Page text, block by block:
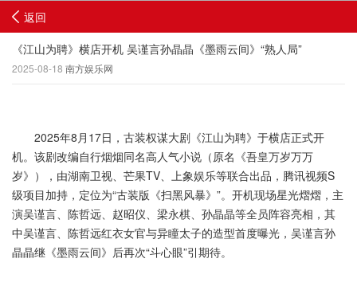
返回
《江山为聘》横店开机 吴谨言孙晶晶《墨雨云间》“熟人局”
2025-08-18 南方娱乐网
2025年8月17日，古装权谋大剧《江山为聘》于横店正式开
机。该剧改编自行烟烟同名高人气小说（原名《吾皇万岁万万
岁》），由湖南卫视、芒果TV、上象娱乐等联合出品，腾讯视频S
级项目加持，定位为“古装版《扫黑风暴》”。开机现场星光熠熠，主
演吴谨言、陈哲远、赵昭仪、梁永棋、孙晶晶等全员阵容亮相，其
中吴谨言、陈哲远红衣女官与异瞳太子的造型首度曝光，吴谨言孙
晶晶继《墨雨云间》后再次“斗心眼”引期待。